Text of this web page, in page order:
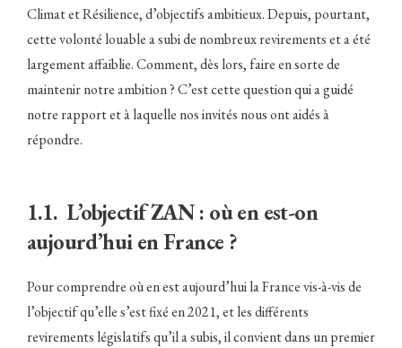
Climat et Résilience, d’objectifs ambitieux. Depuis, pourtant,
cette volonté louable a subi de nombreux revirements et a été
largement affaiblie. Comment, dès lors, faire en sorte de
maintenir notre ambition ? C’est cette question qui a guidé
notre rapport et à laquelle nos invités nous ont aidés à
répondre.
1.1. L’objectif ZAN : où en est-on
aujourd’hui en France ?
Pour comprendre où en est aujourd’hui la France vis-à-vis de
l’objectif qu’elle s’est fixé en 2021, et les différents
revirements législatifs qu’il a subis, il convient dans un premier